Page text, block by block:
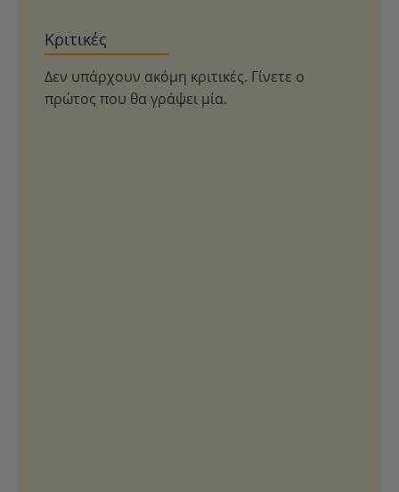
Κριτικές
Δεν υπάρχουν ακόμη κριτικές. Γίνετε ο
πρώτος που θα γράψει μία.